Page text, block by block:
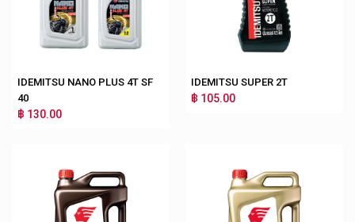
IDEMITSU NANO PLUS 4T SF
40
฿ 130.00
IDEMITSU SUPER 2T
฿ 105.00